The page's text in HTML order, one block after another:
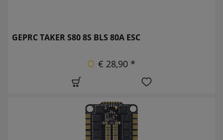
GEPRC TAKER S80 8S BLS 80A ESC
€ 28,90 *